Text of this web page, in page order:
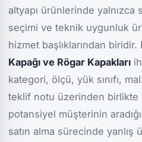
altyapı ürünlerinde yalnızca
seçimi ve teknik uygunluk
hizmet başlıklarından biridir.
Kapağı ve Rögar Kapakları
kategori, ölçü, yük sınıfı,
teklif notu üzerinden birlikte
potansiyel müşterinin
satın alma sürecinde yanlış